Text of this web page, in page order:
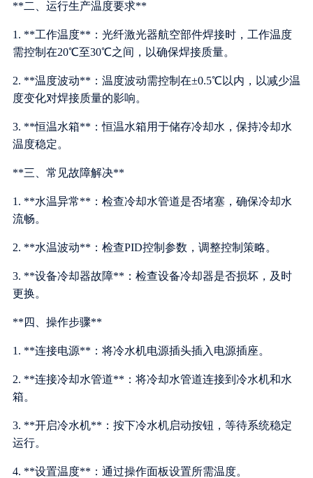
**二、运行生产温度要求**
1. **工作温度**：光纤激光器航空部件焊接时，工作温度
需控制在20℃至30℃之间，以确保焊接质量。
2. **温度波动**：温度波动需控制在±0.5℃以内，以减少温
度变化对焊接质量的影响。
3. **恒温水箱**：恒温水箱用于储存冷却水，保持冷却水
温度稳定。
**三、常见故障解决**
1. **水温异常**：检查冷却水管道是否堵塞，确保冷却水
流畅。
2. **水温波动**：检查PID控制参数，调整控制策略。
3. **设备冷却器故障**：检查设备冷却器是否损坏，及时
更换。
**四、操作步骤**
1. **连接电源**：将冷水机电源插头插入电源插座。
2. **连接冷却水管道**：将冷却水管道连接到冷水机和水
箱。
3. **开启冷水机**：按下冷水机启动按钮，等待系统稳定
运行。
4. **设置温度**：通过操作面板设置所需温度。